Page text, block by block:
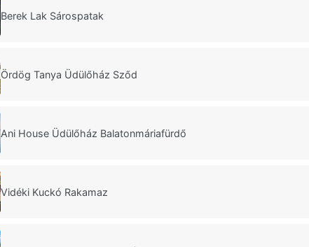
Berek Lak Sárospatak
Ördög Tanya Üdülőház Sződ
Ani House Üdülőház Balatonmáriafürdő
Vidéki Kuckó Rakamaz